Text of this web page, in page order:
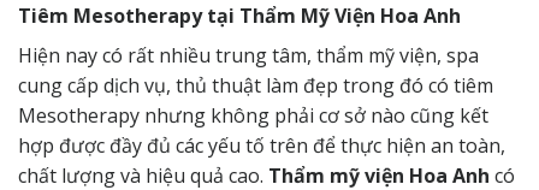
Tiêm Mesotherapy tại Thẩm Mỹ Viện Hoa Anh
Hiện nay có rất nhiều trung tâm, thẩm mỹ viện, spa
cung cấp dịch vụ, thủ thuật làm đẹp trong đó có tiêm
Mesotherapy nhưng không phải cơ sở nào cũng kết
hợp được đầy đủ các yếu tố trên để thực hiện an toàn,
chất lượng và hiệu quả cao. Thẩm mỹ viện Hoa Anh có